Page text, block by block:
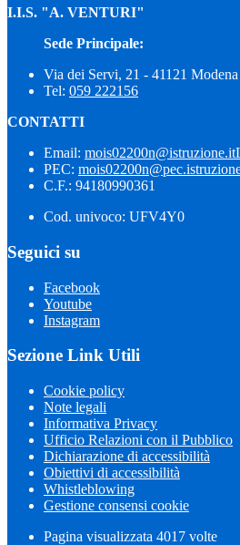
I.I.S. "A. VENTURI"
Sede Principale:
Via dei Servi, 21 - 41121 Modena
Tel: 059 222156
CONTATTI
Email: mois02200n@istruzione.it
PEC:
C.F.: 94180990361
Cod. univoco: UFV4Y0
Seguici su
Facebook
Youtube
Instagram
Sezione Link Utili
Cookie policy
Note legali
Informativa Privacy
Ufficio Relazioni con il Pubblico
Dichiarazione di accessibilità
Obiettivi di accessibilità
Whistleblowing
Gestione consensi cookie
Pagina visualizzata 4017 volte